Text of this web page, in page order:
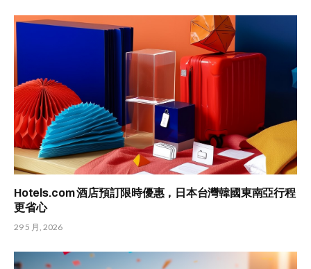
Hotels.com 酒店預訂限時優惠，日本台灣韓國東南亞行程
更省心
29 5 月, 2026